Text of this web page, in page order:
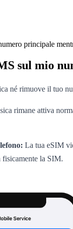
principale
sul mio
né rimuove il tuo
rimane attiva
La tua eSIM
la SIM.